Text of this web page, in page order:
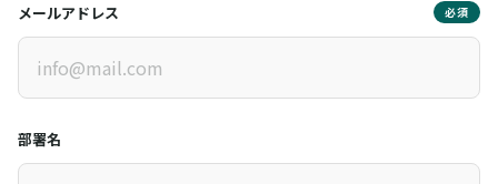
メールアドレス 必須
部署名